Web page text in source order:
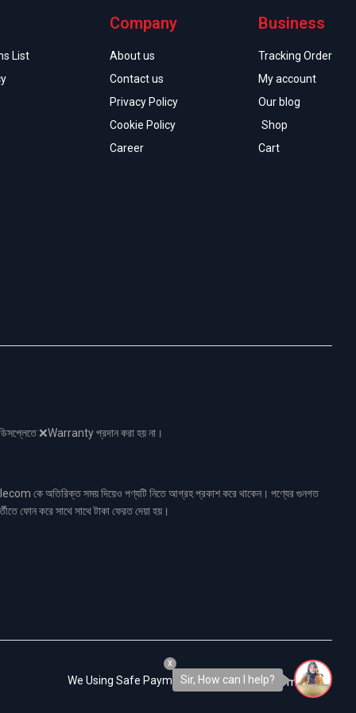
List
Company
About us
Contact us
Privacy Policy
Cookie Policy
Career
Business
Tracking Order
My account
Our blog
Shop
Cart
❌Warranty প্রদান করা হয় না।
কে অতিরিক্ত সময় দিয়েও পণ্যটি নিতে আগ্রহ প্রকাশ করে থাকেন। পণ্যের গুনগত
ফোন করে সাথে সাথে টাকা ফেরত দেয়া হয়।
We Using Safe Payment For:Sir, How can I help?
x